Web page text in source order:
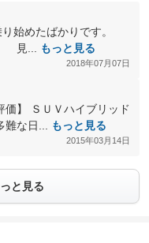
始めたばかりです。
見...
もっと見る
2018年07月07日
価】 ＳＵＶハイブリッド
難な日...
もっと見る
2015年03月14日
と見る